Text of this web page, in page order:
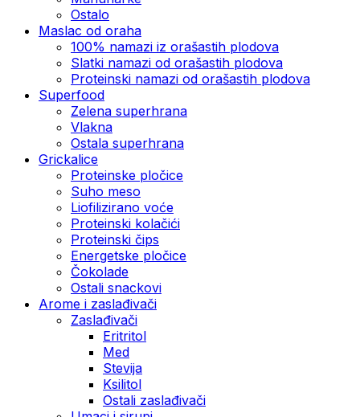
Ostalo
Maslac od oraha
100% namazi iz orašastih plodova
Slatki namazi od orašastih plodova
Proteinski namazi od orašastih plodova
Superfood
Zelena superhrana
Vlakna
Ostala superhrana
Grickalice
Proteinske pločice
Suho meso
Liofilizirano voće
Proteinski kolačići
Proteinski čips
Energetske pločice
Čokolade
Ostali snackovi
Arome i zaslađivači
Zaslađivači
Eritritol
Med
Stevija
Ksilitol
Ostali zaslađivači